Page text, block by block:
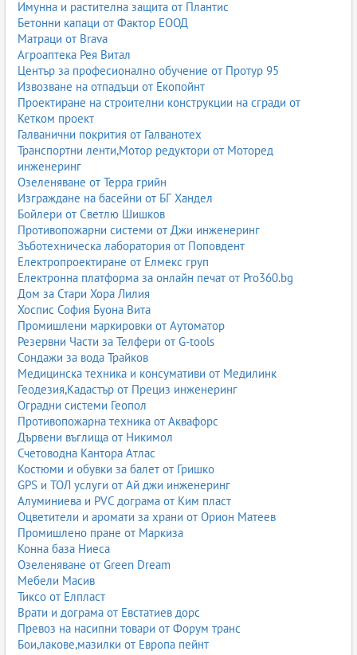
Имунна и растителна защита от Плантис
Бетонни капаци от Фактор ЕООД
Матраци от Brava
Агроаптека Рея Витал
Център за професионално обучение от Протур 95
Извозване на отпадъци от Екопойнт
Проектиране на строителни конструкции на сгради от
Кетком проект
Галванични покрития от Галванотех
Транспортни ленти,Мотор редуктори от Моторед
инженеринг
Озеленяване от Терра грийн
Изграждане на басейни от БГ Хандел
Бойлери от Светлю Шишков
Противопожарни системи от Джи инженеринг
Зъботехническа лаборатория от Поповдент
Електропроектиране от Елмекс груп
Електронна платформа за онлайн печат от Pro360.bg
Дом за Стари Хора Лилия
Хоспис София Буона Вита
Промишлени маркировки от Аутоматор
Резервни Части за Телфери от G-tools
Сондажи за вода Трайков
Медицинска техника и консумативи от Медилинк
Геодезия,Кадастър от Прециз инженеринг
Оградни системи Геопол
Противопожарна техника от Аквафорс
Дървени въглища от Никимол
Счетоводна Кантора Атлас
Костюми и обувки за балет от Гришко
GPS и ТОЛ услуги от Ай джи инженеринг
Алуминиева и PVC дограма от Ким пласт
Оцветители и аромати за храни от Орион Матеев
Промишлено пране от Маркиза
Конна база Ниеса
Озеленяване от Green Dream
Мебели Масив
Тиксо от Елпласт
Врати и дограма от Евстатиев дорс
Превоз на насипни товари от Форум транс
Бои,лакове,мазилки от Европа пейнт